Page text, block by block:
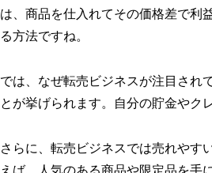
は、商品を仕入れてその価格差で利
る方法ですね。
では、なぜ転売ビジネスが注目され
とが挙げられます。自分の貯金やク
さらに、転売ビジネスでは売れやす
えば、人気のある商品や限定品を手